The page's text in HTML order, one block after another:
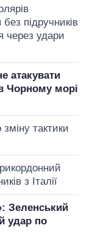
підручників
через удари
атакувати
Чорному морі
тактики
з Італії
Зеленський
удар по